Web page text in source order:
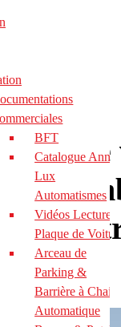
BFT
Catalogue
Lux
Automatismes
Vidéos Lecture de
Plaque de
Arceau de
Parking &
Barrière à Chaine
Automatique